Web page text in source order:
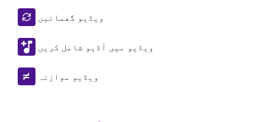
ویڈیو گھمائیں
ویڈیو میں آڈیو شامل کریں
ویڈیو موازنہ